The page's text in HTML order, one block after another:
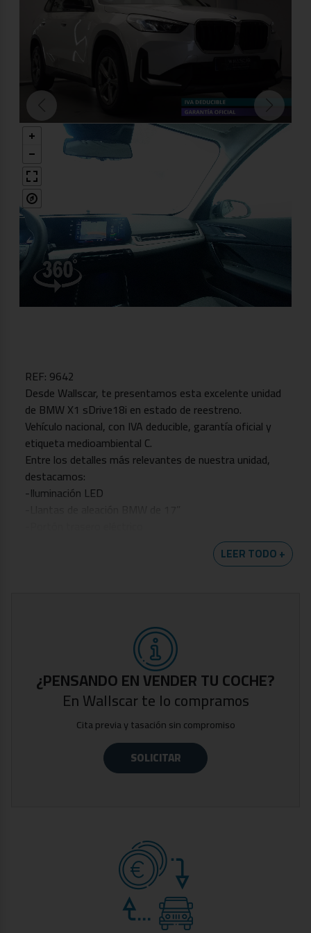
REF: 9642
Desde Wallscar, te presentamos esta excelente unidad
de BMW X1 sDrive18i en estado de reestreno.
Vehículo nacional, con IVA deducible, garantía oficial y
etiqueta medioambiental C.
Entre los detalles más relevantes de nuestra unidad,
destacamos:
-Iluminación LED
-Iluminación ambiental interior personalizable
-Aviso de colisión frontal
-Aviso de salida de carril
-Tres modos de conducción
-BMW Curved Display
-Dos llaves
Fecha de matriculación: 13 de mayo de 2024.
Vehículo certificado por técnico especializado,
acreditando la ausencia de daños estructurales y su
Gastos de gestión documental y preentrega: 300€.
Aceptamos tu coche como parte del pago. Premiamos
los vehículos mejor cuidados.
Wallscar Multimarca, concesionario de vehículos y filial
de Grupo Paredes Automoción, empresa con más de 30
años de experiencia en el sector automovilístico. Amplio
LEER TODO +
¿PENSANDO EN VENDER TU COCHE?
En Wallscar te lo compramos
Cita previa y tasación sin compromiso
SOLICITAR